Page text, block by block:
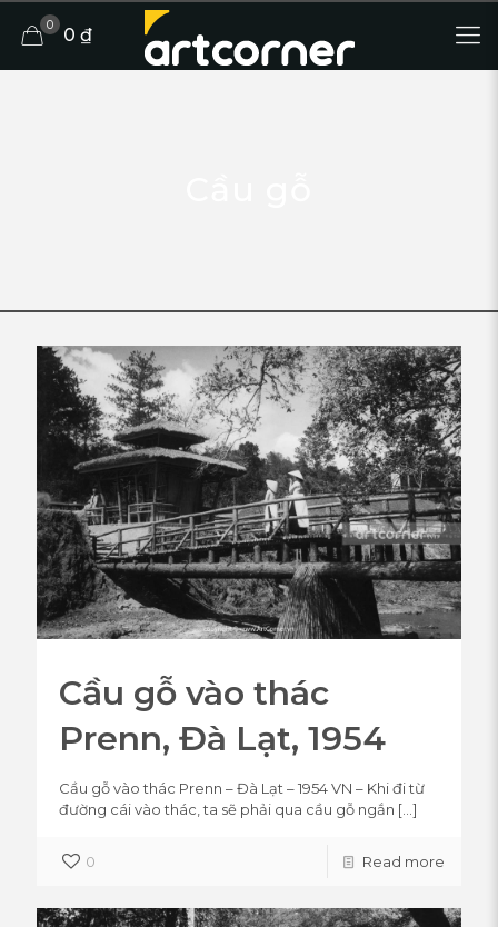
0 0 ₫
Cầu gỗ vào thác
Prenn, Đà Lạt, 1954
Cầu gỗ vào thác Prenn – Đà Lạt – 1954 VN – Khi đi từ
đường cái vào thác, ta sẽ phải qua cầu gỗ ngắn […]
0 Read more